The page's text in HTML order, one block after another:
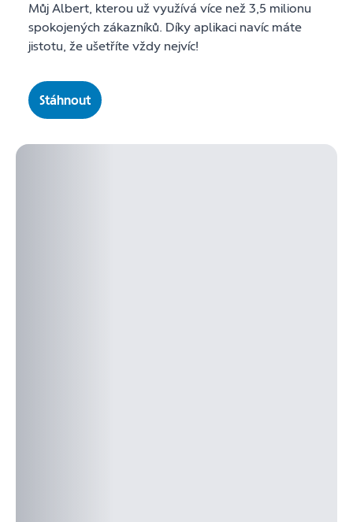
Můj Albert, kterou už využívá více než 3,5 milionu
spokojených zákazníků. Díky aplikaci navíc máte
jistotu, že ušetříte vždy nejvíc!
Stáhnout